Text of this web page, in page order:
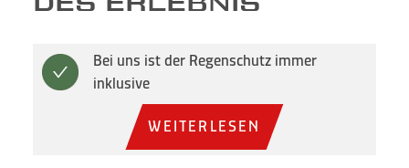
Bei uns ist der Regenschutz immer
inklusive
WEITERLESEN